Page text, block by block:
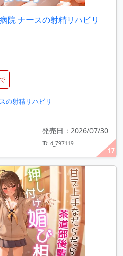
17
院 ナースの射精リハビリ
の射精リハビリ
発売日：2026/07/30
ID: d_797119